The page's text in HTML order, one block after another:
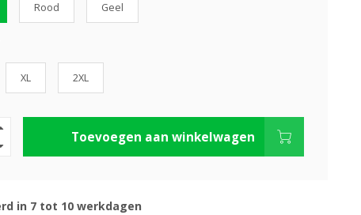
Rood Geel
XL 2XL
Toevoegen aan winkelwagen
in 7 tot 10 werkdagen